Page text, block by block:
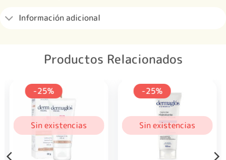
Información adicional
Productos Relacionados
-25%
Sin existencias
-25%
Sin existencias